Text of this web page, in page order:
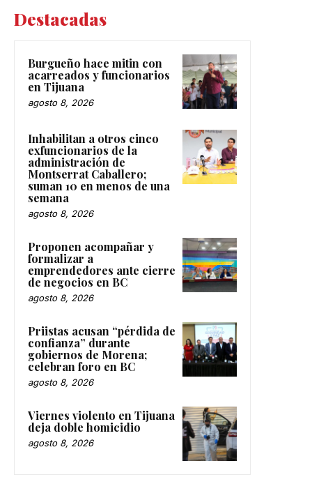
Destacadas
Burgueño hace mitin con
acarreados y funcionarios
en Tijuana
agosto 8, 2026
Inhabilitan a otros cinco
exfuncionarios de la
administración de
Montserrat Caballero;
suman 10 en menos de una
semana
agosto 8, 2026
Proponen acompañar y
formalizar a
emprendedores ante cierre
de negocios en BC
agosto 8, 2026
Priistas acusan “pérdida de
confianza” durante
gobiernos de Morena;
celebran foro en BC
agosto 8, 2026
Viernes violento en Tijuana
deja doble homicidio
agosto 8, 2026